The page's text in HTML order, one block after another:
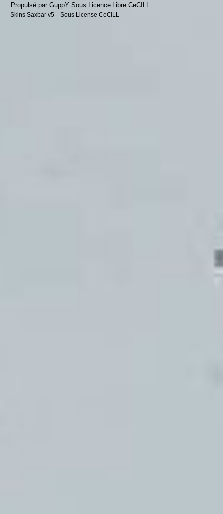
Propulsé par GuppY Sous Licence Libre CeCILL
Skins Saxbar v5 - Sous License CeCILL